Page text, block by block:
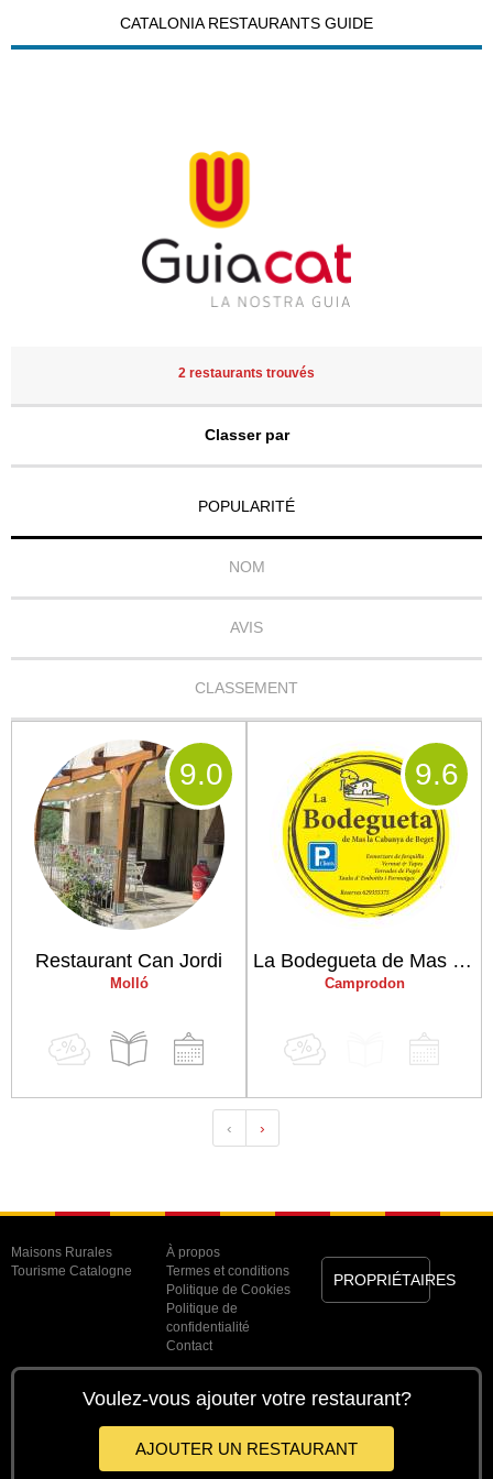
CATALONIA RESTAURANTS GUIDE
2 restaurants trouvés
Classer par
POPULARITÉ
NOM
AVIS
CLASSEMENT
Restaurant Can Jordi
Molló
9.0
La Bodegueta de Mas La Cabanya de Beget
Camprodon
9.6
‹ ›
Maisons Rurales
Tourisme Catalogne
À propos
Termes et conditions
Politique de Cookies
Politique de
confidentialité
Contact
PROPRIÉTAIRES
Voulez-vous ajouter votre restaurant?
AJOUTER UN RESTAURANT